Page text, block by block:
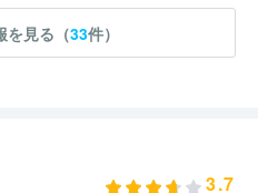
を見る（33件）
3.7